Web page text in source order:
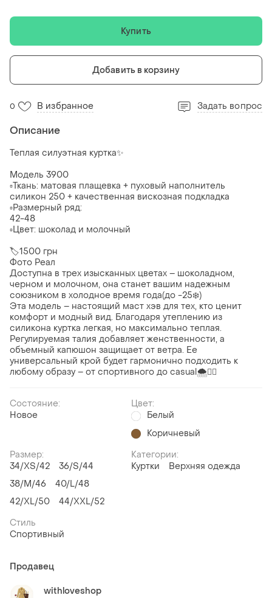
Купить
Добавить в корзину
0 В избранное Задать вопрос
Описание
Теплая силуэтная куртка✨
Модель 3900
▫️Ткань: матовая плащевка + пуховый наполнитель
силикон 250 + качественная вискозная подкладка
▫️Размерный ряд:
42-48
▫Цвет: шоколад и молочный
🏷1500 грн
Фото Реал
Доступна в трех изысканных цветах – шоколадном,
черном и молочном, она станет вашим надежным
союзником в холодное время года(до -25❄️)
Эта модель – настоящий маст хэв для тех, кто ценит
комфорт и модный вид. Благодаря утеплению из
силикона куртка легкая, но максимально теплая.
Регулируемая талия добавляет женственности, а
объемный капюшон защищает от ветра. Ее
универсальный крой будет гармонично подходить к
любому образу – от спортивного до casual🌨️❤️‍🔥
Состояние:
Новое
Цвет:
Белый
Коричневый
Размер:
34/XS/42
36/S/44
38/M/46
40/L/48
42/XL/50
44/XXL/52
Категории:
Куртки
Верхняя одежда
Стиль
Спортивный
Продавец
withloveshop